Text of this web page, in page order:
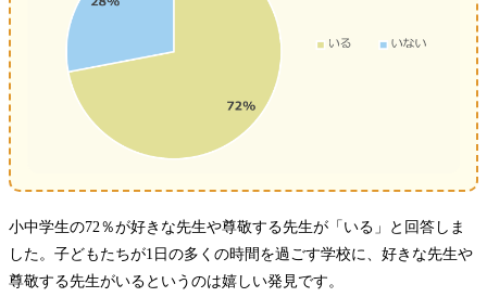
小中学生の72％が好きな先生や尊敬する先生が「いる」と回答しま
した。子どもたちが1日の多くの時間を過ごす学校に、好きな先生や
尊敬する先生がいるというのは嬉しい発見です。